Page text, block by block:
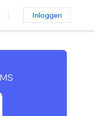
Inloggen